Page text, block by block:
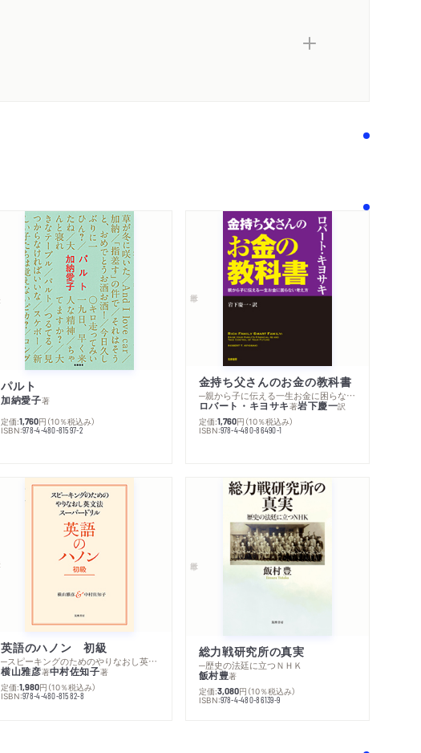
パルト
加納愛子著
定価:1,760円 （10％税込み）
ISBN:978-4-480-81597-2
金持ち父さんのお金の教科書
─親から子に伝える一生お金に困らない考え方
ロバート・キヨサキ著岩下慶一訳
定価:1,760円 （10％税込み）
ISBN:978-4-480-86490-1
英語のハノン 初級
─スピーキングのためのやりなおし英文法スーパードリル
横山雅彦著中村佐知子著
定価:1,980円 （10％税込み）
ISBN:978-4-480-81582-8
総力戦研究所の真実
─歴史の法廷に立つＮＨＫ
飯村豊著
定価:3,080円 （10％税込み）
ISBN:978-4-480-86139-9